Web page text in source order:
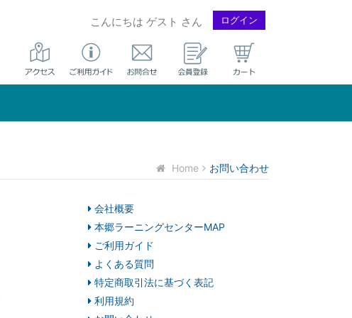
こんにちは ゲスト さん ログイン
Home お問い合わせ
会社概要
本郷ラーニングセンターMAP
ご利用ガイド
よくある質問
特定商取引法に基づく表記
利用規約